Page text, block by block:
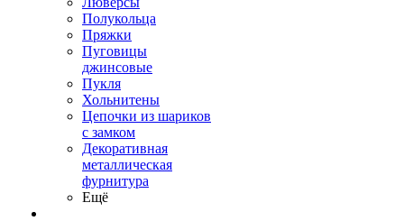
Полукольца
Пряжки
Пуговицы
джинсовые
Пукля
Хольнитены
Цепочки из шариков
с замком
Декоративная
металлическая
фурнитура
Ещё